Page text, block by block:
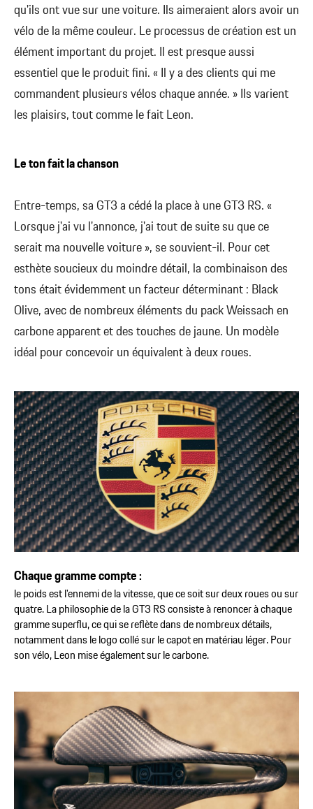
qu'ils ont vue sur une voiture. Ils aimeraient alors avoir un
vélo de la même couleur. Le processus de création est un
élément important du projet. Il est presque aussi
essentiel que le produit fini. « Il y a des clients qui me
commandent plusieurs vélos chaque année. » Ils varient
les plaisirs, tout comme le fait Leon.
Le ton fait la chanson
Entre-temps, sa GT3 a cédé la place à une GT3 RS. «
Lorsque j'ai vu l'annonce, j'ai tout de suite su que ce
serait ma nouvelle voiture », se souvient-il. Pour cet
esthète soucieux du moindre détail, la combinaison des
tons était évidemment un facteur déterminant : Black
Olive, avec de nombreux éléments du pack Weissach en
carbone apparent et des touches de jaune. Un modèle
idéal pour concevoir un équivalent à deux roues.
Chaque gramme compte :
le poids est l'ennemi de la vitesse, que ce soit sur deux roues ou sur
quatre. La philosophie de la GT3 RS consiste à renoncer à chaque
gramme superflu, ce qui se reflète dans de nombreux détails,
notamment dans le logo collé sur le capot en matériau léger. Pour
son vélo, Leon mise également sur le carbone.